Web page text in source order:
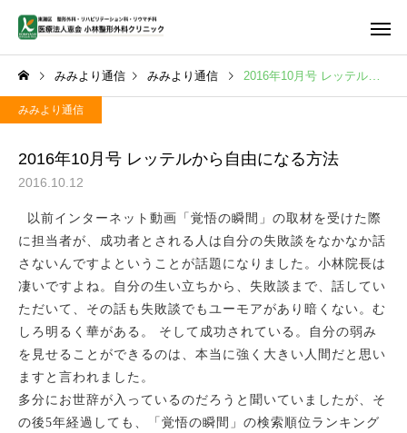
首・肩・腕の痛み 腰の痛
しびれ PFC-FD™
リハビリテーション 足と靴の専
みみより通信 みみより通信 2016年10月号 レッテルから自由になる方法
みみより通信
2016年10月号 レッテルから自由になる方法
2016.10.12
以前インターネット動画「覚悟の瞬間」の取材を受けた際
に担当者が、成功者とされる人は自分の失敗談をなかなか話
さないんですよということが話題になりました。小林院長は
凄いですよね。自分の生い立ちから、失敗談まで、話してい
ただいて、その話も失敗談でもユーモアがあり暗くない。む
しろ明るく華がある。 そして成功されている。自分の弱み
を見せることができるのは、本当に強く大きい人間だと思い
ますと言われました。
多分にお世辞が入っているのだろうと聞いていましたが、そ
の後5年経過しても、「覚悟の瞬間」の検索順位ランキング